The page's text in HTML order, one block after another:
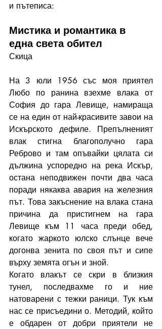
и пътеписа:
Мистика и романтика в
една света обител
Скица
На 3 юли 1956 със моя приятел
Любо по ранина взехме влака от
София до гара Левище, намираща
се на един от най-красивите завои на
Искърското дефиле. Препълненият
влак стигна благополучно гара
Реброво и там опъвайки цялата си
дължина успоредно на река Искър,
остана неподвижен почти два часа
поради някаква авария на железния
път. Това закъснение на влака стана
причина да пристигнем на гара
Левище към 11 часа преди обед,
когато жаркото юлско слънце вече
догонва зенита по своя път и сипе
върху земята огън и зной.
Когато влакът се скри в близкия
тунел, последвахме го и ние
натоварени с тежки раници. Тук към
нас се присъедини о. Методий, който
е обдарен от добри приятели не